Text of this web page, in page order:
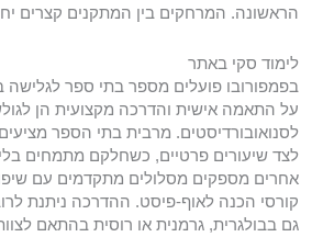
הראשונה. המרחקים בין המתקנים קצרים
לימוד סקי באתר
בפמפורובו פועלים מספר בתי ספר לגלישה
על התאמה אישית והדרכה מקצועית הן
לסנואובורדיסטים. מרבית בתי הספר
לצד שיעורים פרטיים, כשחלקם מתמחים
אחרים מספקים מסלולים מתקדמים עם
קורסי הכנה לאוף-פיסט. ההדרכה ניתנת
גם בבולגרית, גרמנית או רוסית בהתאם